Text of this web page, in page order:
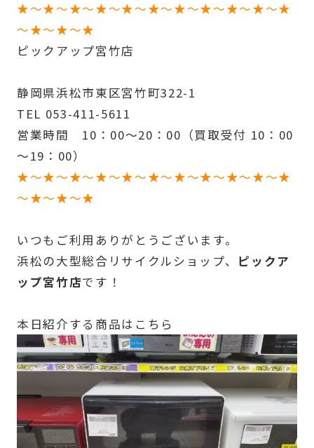
★～★～★～★～★～★～★～★～★～★～★
～★～★～★
ピックアップ宮竹店
静岡県浜松市東区宮竹町322-1
TEL 053-411-5611
営業時間 10：00～20：00（買取受付 10：00
～19：00）
★～★～★～★～★～★～★～★～★～★～★
～★～★～★
いつもご利用ありがとうございます。
浜松の大型総合リサイクルショップ、 ピックア
ップ宮竹店です！
本日紹介する商品はこちら